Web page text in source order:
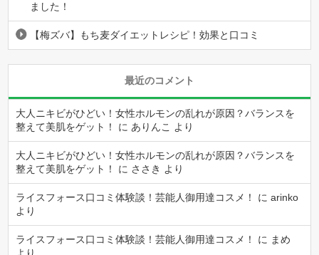
ました！
【梅ズバ】もち麦ダイエットレシピ！効果と口コミ
最近のコメント
大人ニキビがひどい！女性ホルモンの乱れが原因？バランスを
整えて美肌をゲット！
に ありんこ より
大人ニキビがひどい！女性ホルモンの乱れが原因？バランスを
整えて美肌をゲット！
に ささき より
ライスフォース口コミ体験談！芸能人御用達コスメ！ にarinko
より
ライスフォース口コミ体験談！芸能人御用達コスメ！ に まめ